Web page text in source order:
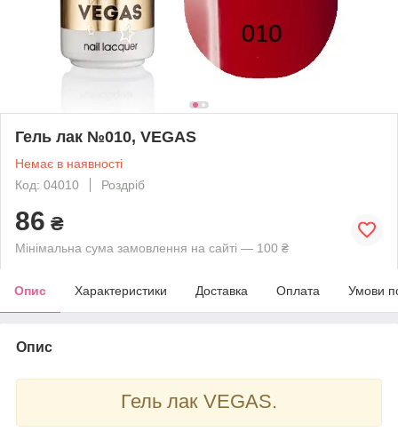
Гель лак №010, VEGAS
Немає в наявності
Код: 04010
Роздріб
86 ₴
Мінімальна сума замовлення на сайті — 100 ₴
Опис Характеристики Доставка Оплата Умови
Опис
Гель лак VEGAS.